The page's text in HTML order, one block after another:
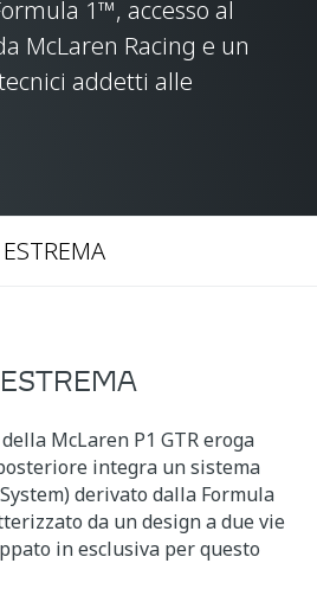
1™, accesso al
McLaren Racing e un
addetti alle
McLaren P1 GTR eroga
posteriore integra un sistema
derivato dalla Formula
da un design a due vie
in esclusiva per questo